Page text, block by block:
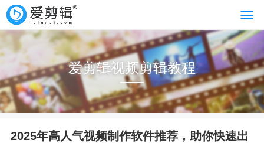
爱剪辑视频剪辑教程
2025年高人气视频制作软件推荐，助你快速出